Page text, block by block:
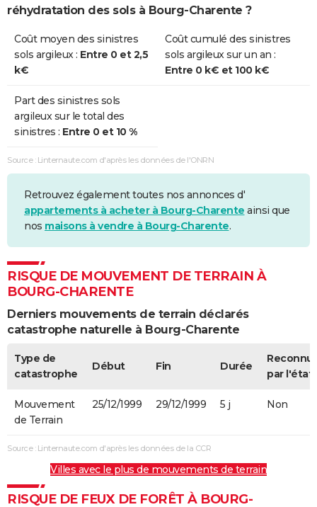
réhydratation des sols à Bourg-Charente ?
Coût moyen des sinistres
sols argileux : Entre 0 et 2,5
k€
Coût cumulé des sinistres
sols argileux sur un an :
Entre 0 k€ et 100 k€
Part des sinistres sols
argileux sur le total des
sinistres : Entre 0 et 10 %
Source : Linternaute.com d'après les données de l'ONRN
Retrouvez également toutes nos annonces d'
appartements à acheter à Bourg-Charente ainsi que
nos maisons à vendre à Bourg-Charente.
RISQUE DE MOUVEMENT DE TERRAIN À
BOURG-CHARENTE
Derniers mouvements de terrain déclarés
catastrophe naturelle à Bourg-Charente
Type de
catastrophe
Début Fin Durée
par l'état
Mouvement
de Terrain
25/12/1999 29/12/1999 5 j Non
Source : Linternaute.com d'après les données de la CCR
Villes avec le plus de mouvements de terrain
RISQUE DE FEUX DE FORÊT À BOURG-